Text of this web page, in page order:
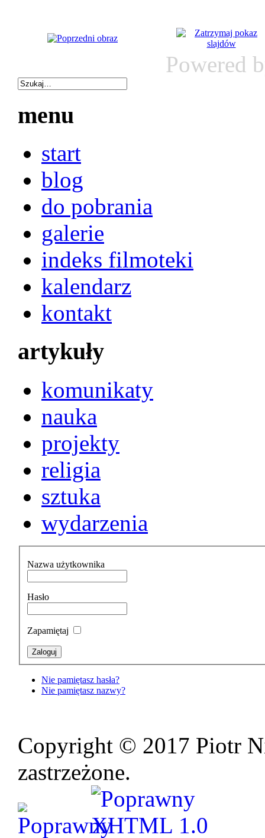
Powered
menu
start
blog
do pobrania
galerie
indeks filmoteki
kalendarz
kontakt
artykuły
komunikaty
nauka
projekty
religia
sztuka
wydarzenia
Nazwa użytkownika
Hasło
Zapamiętaj
Nie pamiętasz hasła?
Nie pamiętasz nazwy?
Copyright © 2017 Piotr
zastrzeżone.